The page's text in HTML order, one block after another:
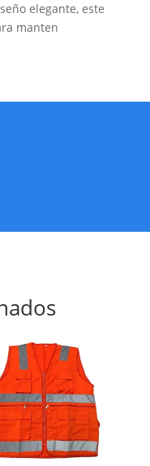
elegante, este
manten